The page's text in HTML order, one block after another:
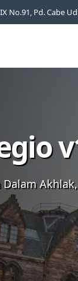
No.91, Pd. Cabe
Dalam